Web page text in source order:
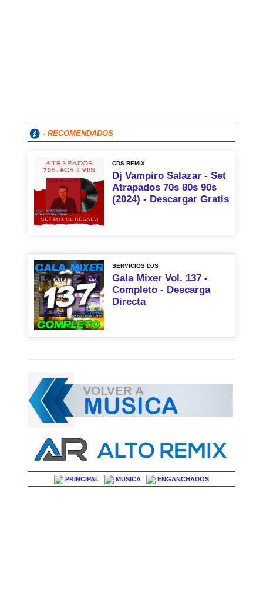
- RECOMENDADOS
CDS REMIX
Dj Vampiro Salazar - Set
Atrapados 70s 80s 90s
(2024) - Descargar Gratis
SERVICIOS DJS
Gala Mixer Vol. 137 -
Completo - Descarga
Directa
PRINCIPAL MUSICA ENGANCHADOS